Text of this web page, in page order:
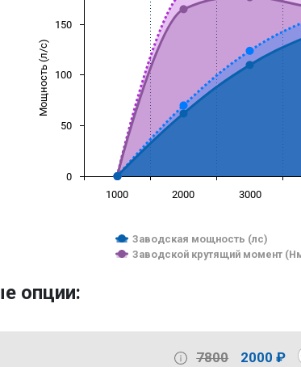
Мощность (л/с)
Заводская мощность (лс)
Заводской крутящий момент
1000 2000 3000
0
50
100
150
опции:
7800 2000 ₽